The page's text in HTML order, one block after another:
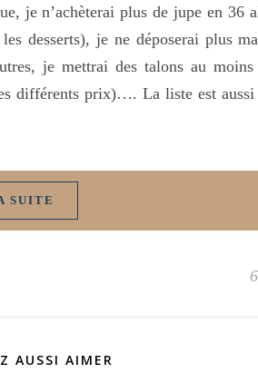
je n’achèterai plus de jupe en 36
desserts), je ne déposerai plus
je mettrai des talons au
différents prix)…. La liste est aussi
SUITE
AUSSI AIMER